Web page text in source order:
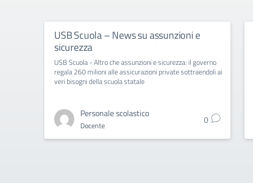
USB Scuola – News su assunzioni e
sicurezza
USB Scuola - Altro che assunzioni e sicurezza: il governo
regala 260 milioni alle assicurazioni private sottraendoli ai
veri bisogni della scuola statale
Personale scolastico
Docente 0